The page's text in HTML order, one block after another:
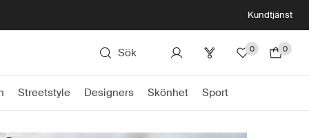
Kundtjänst
Sök 0 0
Streetstyle Designers Skönhet Sport